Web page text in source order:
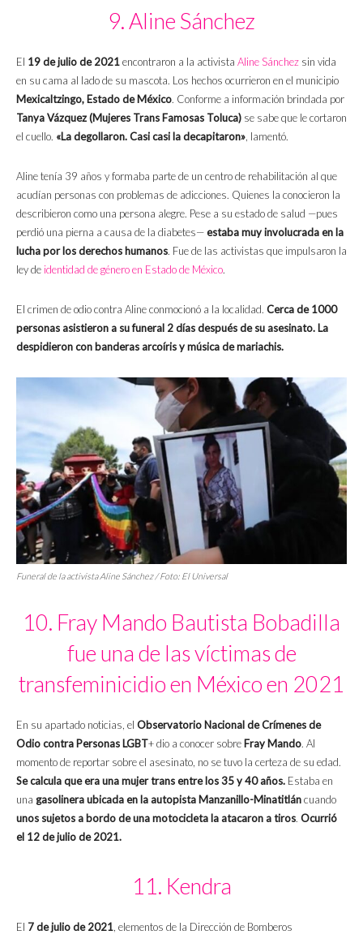
9. Aline Sánchez
El 19 de julio de 2021encontraron a la activista Aline Sánchez sin vida
en su cama al lado de su mascota. Los hechos ocurrieron en el municipio
Mexicaltzingo, Estado de México. Conforme a información brindada por
Tanya Vázquez (Mujeres Trans Famosas Toluca) se sabe que le cortaron
el cuello. «La degollaron. Casi casi la decapitaron» , lamentó.
Aline tenía 39 años y formaba parte de un centro de rehabilitación al que
acudían personas con problemas de adicciones. Quienes la conocieron la
describieron como una persona alegre. Pese a su estado de salud —pues
perdió una pierna a causa de la diabetes—estaba muy involucrada en la
lucha por los derechos humanos. Fue de las activistas que impulsaron la
ley de identidad de género en Estado de México.
El crimen de odio contra Aline conmocionó a la localidad. Cerca de 1000
personas asistieron a su funeral 2 días después de su asesinato. La
despidieron con banderas arcoíris y música de mariachis.
Funeral de la activista Aline Sánchez / Foto: El Universal
10. Fray Mando Bautista Bobadilla
fue una de las víctimas de
transfeminicidio en México en 2021
En su apartado noticias, el Observatorio Nacional de Crímenes de
Odio contra Personas LGBT+ dio a conocer sobre Fray Mando. Al
momento de reportar sobre el asesinato, no se tuvo la certeza de su edad.
Se calcula que era una mujer trans entre los 35 y 40 años. Estaba en
una gasolinera ubicada en la autopista Manzanillo-Minatitláncuando
unos sujetos a bordo de una motocicleta la atacaron a tiros. Ocurrió
el 12 de julio de 2021.
11. Kendra
El 7 de julio de 2021 , elementos de la Dirección de Bomberos